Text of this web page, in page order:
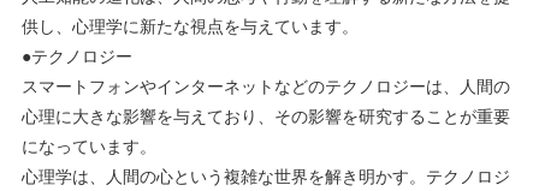
供し、心理学に新たな視点を与えています。
●テクノロジー
スマートフォンやインターネットなどのテクノロジーは、人間の
心理に大きな影響を与えており、その影響を研究することが重要
になっています。
心理学は、人間の心という複雑な世界を解き明かす。テクノロジ